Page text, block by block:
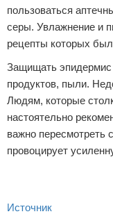
пользоваться
серы. Увлажнение и
рецепты которых
Защищать эпидермис
продуктов, пыли.
Людям, которые
настоятельно
важно пересмотреть
провоцирует
Источник